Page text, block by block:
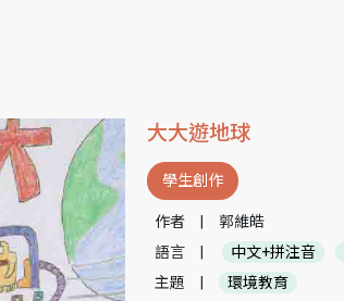
大大遊地球
學生創作
作者
郭維皓
語言
中文+拼注音
主題
環境教育